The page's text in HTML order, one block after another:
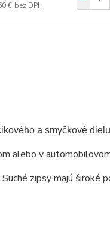
€ bez DPH
a smyčkové
alebo v
zipsy majú široké